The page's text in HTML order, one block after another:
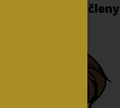
Informace pro členy